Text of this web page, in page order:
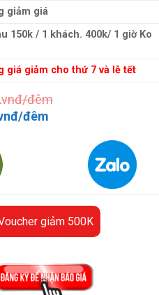
giảm giá
150k / 1 khách. 400k/ 1 giờ Ko
giá giảm cho thứ 7 và lễ tết
vnđ/đêm
đêmGiá
6.500.000
đêm.
giảm 500K